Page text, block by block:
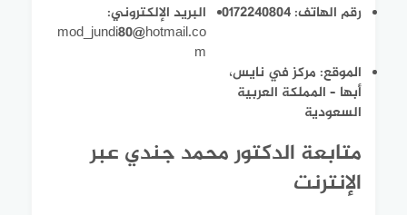
رقم الهاتف: 0172240804
البريد الإلكتروني:
mod_jundi80@hotmail.co
m
الموقع: مركز في نايس،
أبها – المملكة العربية
السعودية
متابعة الدكتور محمد جندي عبر
الإنترنت